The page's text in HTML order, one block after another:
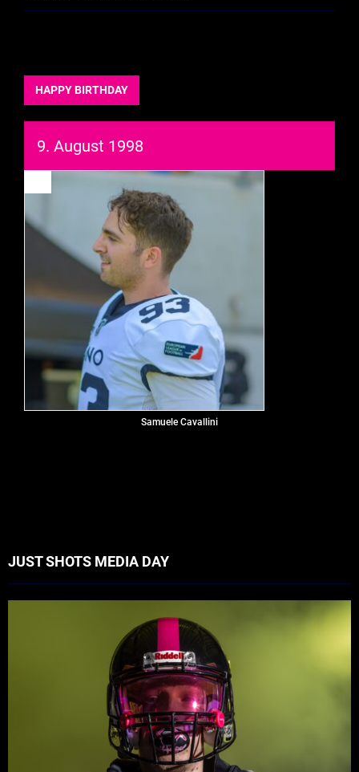
HAPPY BIRTHDAY
9. August 1998
Samuele Cavallini
JUST SHOTS MEDIA DAY